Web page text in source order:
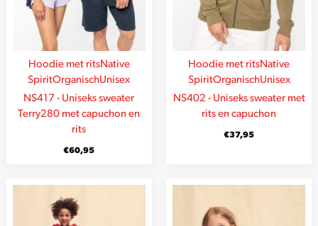
Hoodie met ritsNative
SpiritOrganischUnisex
NS417 - Uniseks sweater
Terry280 met capuchon en
rits
€60,95
Hoodie met ritsNative
SpiritOrganischUnisex
NS402 - Uniseks sweater met
rits en capuchon
€37,95